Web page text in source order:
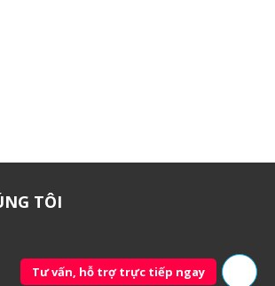
TÔI
Tư vấn, hỗ trợ trực tiếp ngay